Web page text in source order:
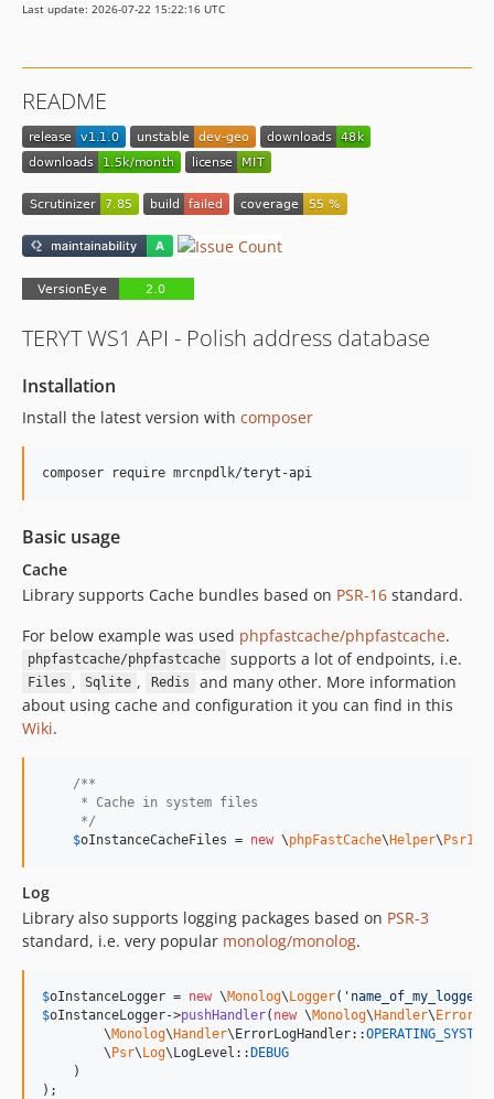
Last update: 2026-07-22 15:22:16 UTC
README
TERYT WS1 API - Polish address database
Installation
Install the latest version with composer
composer require mrcnpdlk/teryt-api
Basic usage
Cache
Library supports Cache bundles based on PSR-16 standard.
For below example was used phpfastcache/phpfastcache.
phpfastcache/phpfastcache supports a lot of endpoints, i.e.
Files , Sqlite , Redis
and many other. More information
about using cache and configuration it you can find in this
Wiki.
/**
     * Cache in system files
     */
$oInstanceCacheFiles = new \phpFastCache\Helper\
Log
Library also supports logging packages based on PSR-3
standard, i.e. very popular monolog/monolog.
$oInstanceLogger = new \Monolog\Logger( ' name_of_my_logger
$oInstanceLogger->pushHandler( new \Monolog\Handler\
        \
Monolog\Handler\ErrorLogHandler::OPERATING_SYSTEM
        \
Psr\Log\LogLevel::DEBUG
    )
);